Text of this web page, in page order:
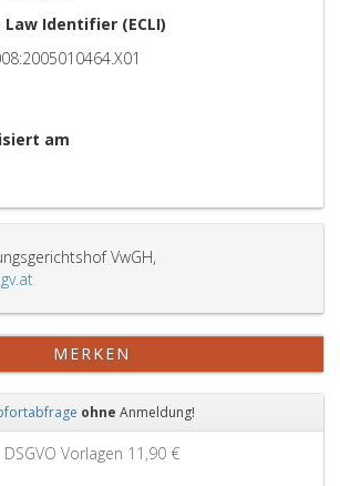
Law Identifier (ECLI)
am
VwGH,
MERKEN
ohne Anmeldung!
DSGVO Vorlagen 11,90 €